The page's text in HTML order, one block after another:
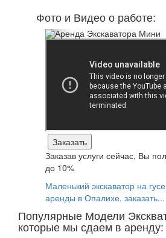
Фото и Видео о работе:
Заказать
Заказав услуги сейчас, Вы
до 10%
Маленький экскаватор на
аренды в Опалихе, заказать...
Популярные Модели
которые мы сдаем в аренду: